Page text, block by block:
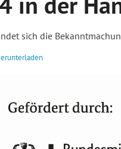
sich die